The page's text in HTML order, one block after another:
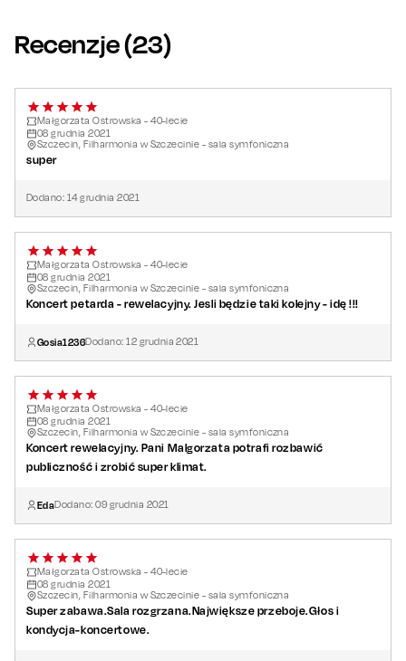
Recenzje (23)
Małgorzata Ostrowska - 40-lecie
08 grudnia 2021
Szczecin, Filharmonia w Szczecinie - sala symfoniczna
super
Dodano: 14grudnia 2021
Małgorzata Ostrowska - 40-lecie
08 grudnia 2021
Szczecin, Filharmonia w Szczecinie - sala symfoniczna
Koncert petarda - rewelacyjny. Jesli będzie taki kolejny - idę !!!
Gosia1236Dodano:12 grudnia 2021
Małgorzata Ostrowska - 40-lecie
08 grudnia 2021
Szczecin, Filharmonia w Szczecinie - sala symfoniczna
Koncert rewelacyjny. Pani Malgorzata potrafi rozbawić
publiczność i zrobić super klimat.
EdaDodano:09 grudnia 2021
Małgorzata Ostrowska - 40-lecie
08 grudnia 2021
Szczecin, Filharmonia w Szczecinie - sala symfoniczna
Super zabawa.Sala rozgrzana.Największe przeboje.Głos i
kondycja-koncertowe.